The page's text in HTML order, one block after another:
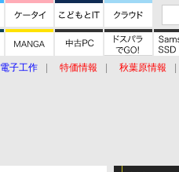
電子工作 特価情報 秋葉原情報